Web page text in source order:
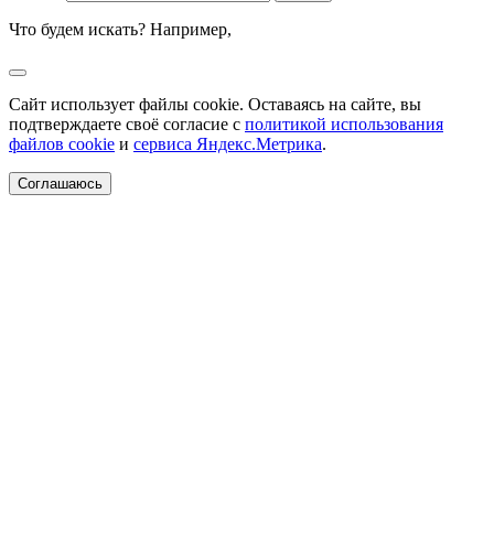
Что будем искать? Например,
Сайт использует файлы cookie. Оставаясь на сайте, вы
подтверждаете своё согласие с политикой использования
файлов cookie и сервиса Яндекс.Метрика.
Соглашаюсь